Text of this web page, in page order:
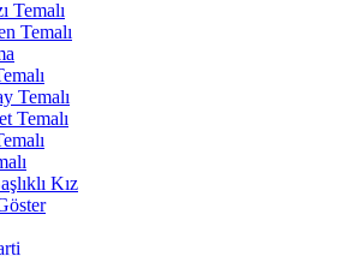
Temalı
Temalı
Temalı
Temalı
Kız